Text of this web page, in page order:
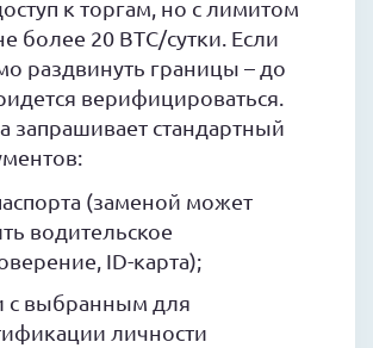
к торгам, но с лимитом
более 20 BTC/сутки. Если
раздвинуть границы – до
верифицироваться.
запрашивает стандартный
(заменой может
водительское
ID-карта);
с выбранным для
личности